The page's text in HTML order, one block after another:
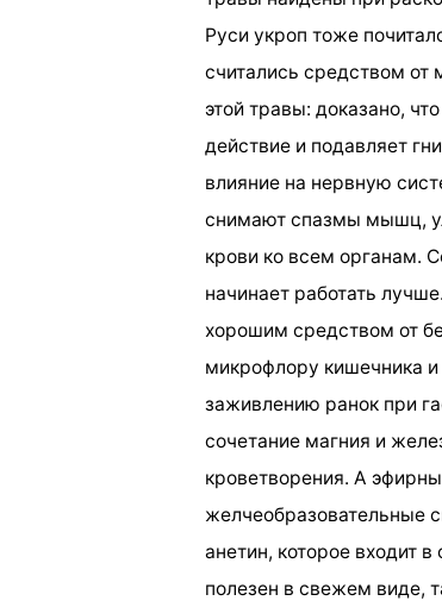
Руси укроп тоже
считались средством от
этой травы: доказано,
действие и подавляет
влияние на нервную
снимают спазмы мышц,
крови ко всем органам.
начинает работать
хорошим средством от
микрофлору кишечника и
заживлению ранок при
сочетание магния и
кроветворения. А
желчеобразовательные
анетин, которое входит
полезен в свежем виде,